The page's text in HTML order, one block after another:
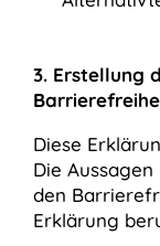
3. Erstellung
Diese
Die
den
Erklärung